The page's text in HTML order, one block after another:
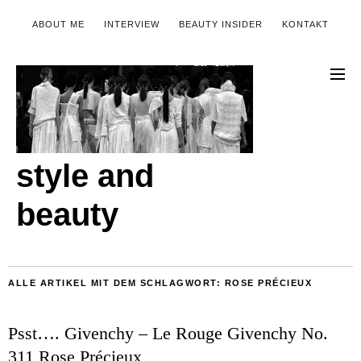
ABOUT ME INTERVIEW BEAUTY INSIDER KONTAKT
style and
beauty
ALLE ARTIKEL MIT DEM SCHLAGWORT: ROSE PRÉCIEUX
Psst…. Givenchy – Le Rouge Givenchy No.
311 Rose Précieux